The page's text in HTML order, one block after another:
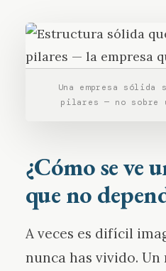
Una empresa sólida
pilares — no sobre
¿Cómo se ve
que no
A veces es difícil
nunca has vivido. Un